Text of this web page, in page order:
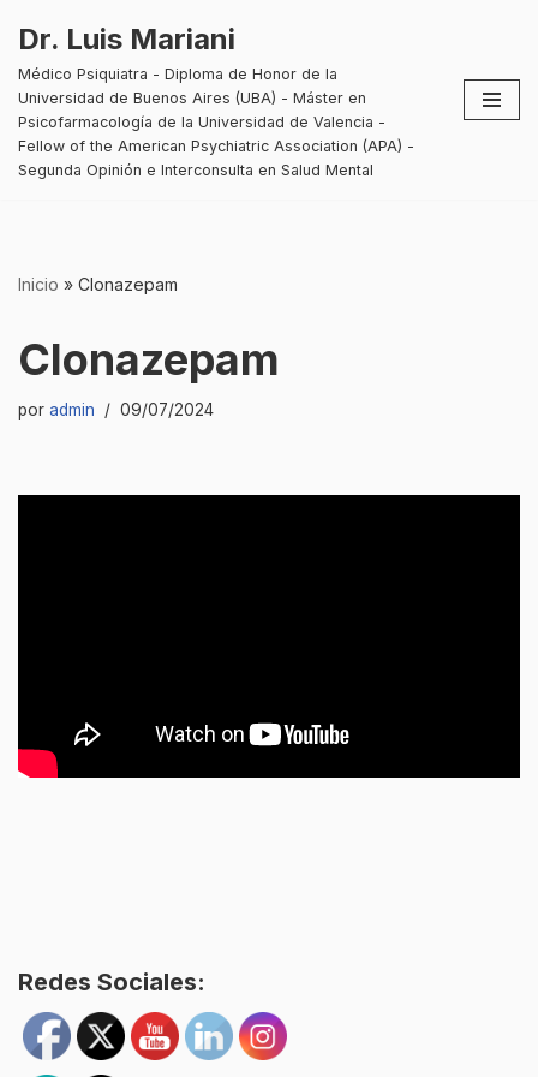
Saltar
al
contenido
Dr. Luis Mariani
Médico Psiquiatra - Diploma de Honor de la
Universidad de Buenos Aires (UBA) - Máster en
Psicofarmacología de la Universidad de Valencia -
Fellow of the American Psychiatric Association (APA) -
Segunda Opinión e Interconsulta en Salud Mental
Inicio » Clonazepam
Clonazepam
por admin 09/07/2024
Redes Sociales: